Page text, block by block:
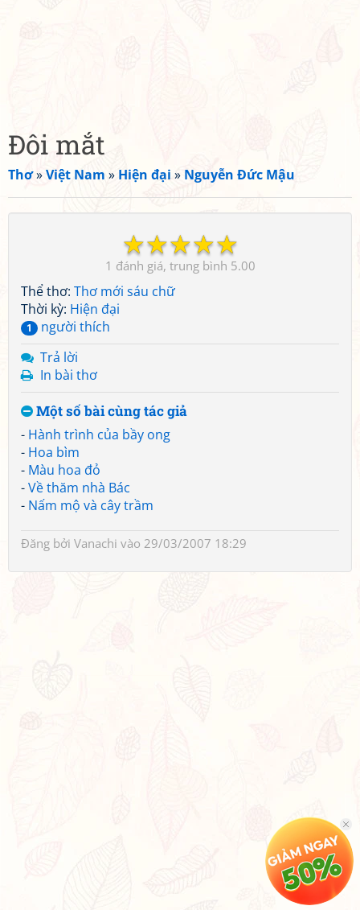
Đôi mắt
Thơ»Việt Nam » Hiện đại » Nguyễn Đức Mậu
☆
☆
☆
☆
☆
1 5.00
Thể thơ: Thơ mới sáu chữ
Thời kỳ: Hiện đại
1
người thích
Trả lời
In bài thơ
Một số bài cùng tác giả
- Hành trình của bầy ong
- Hoa bìm
- Màu hoa đỏ
-Về thăm nhà Bác
- Nấm mộ và cây trầm
Đăng bởi Vanachi vào 29/03/2007 18:29